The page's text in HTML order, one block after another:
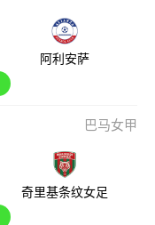
阿利安萨
巴马女甲
奇里基条纹女足